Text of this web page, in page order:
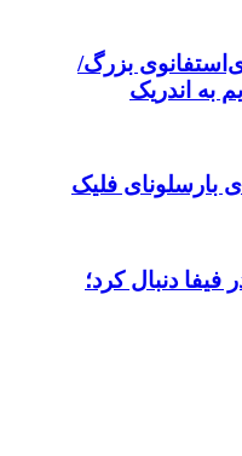
بزرگ/
فیفا دنبال کرد؛